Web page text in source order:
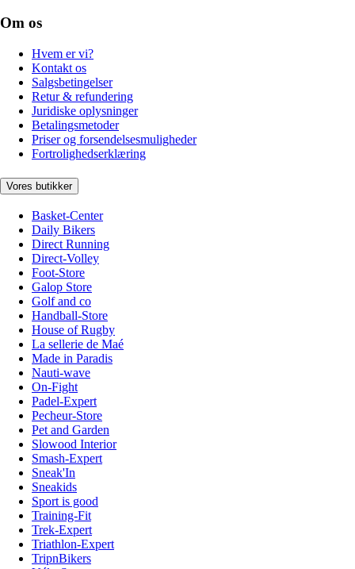
Om os
Hvem er vi?
Kontakt os
Salgsbetingelser
Retur & refundering
Juridiske oplysninger
Betalingsmetoder
Priser og forsendelsesmuligheder
Fortrolighedserklæring
Vores butikker
Basket-Center
Daily Bikers
Direct Running
Direct-Volley
Foot-Store
Galop Store
Golf and co
Handball-Store
House of Rugby
La sellerie de Maé
Made in Paradis
Nauti-wave
On-Fight
Padel-Expert
Pecheur-Store
Pet and Garden
Slowood Interior
Smash-Expert
Sneak'In
Sneakids
Sport is good
Training-Fit
Trek-Expert
Triathlon-Expert
TripnBikers